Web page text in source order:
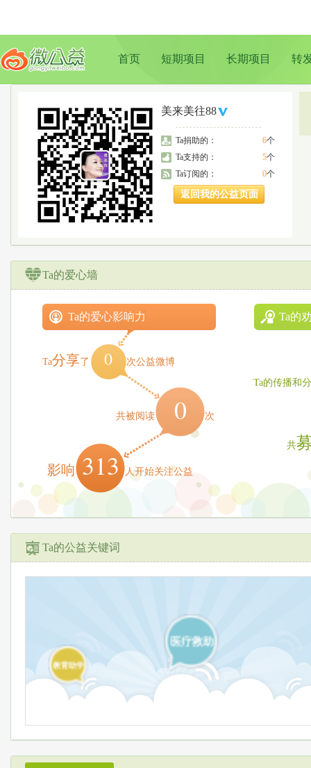
首页 短期项目 长期项目 转
美来美往88
6个
Ta捐助的：
5个
Ta支持的：
0个
Ta订阅的：
返回我的公益页面
Ta的爱心墙
Ta的爱心影响力
Ta分享了 0 次公益微博
共被阅读 0 次
影响 313 人开始关注公益
Ta的
Ta的传播和
共
Ta的公益关键词
教育助学
医疗救助